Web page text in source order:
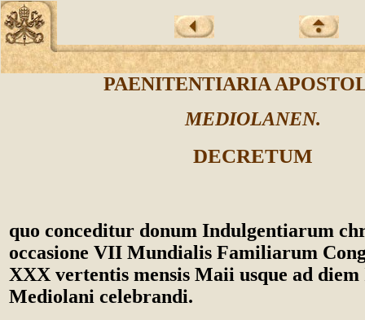
PAENITENTIARIA
MEDIOLANEN.
DECRETUM
quo conceditur donum Indulgentiarum
occasione VII Mundialis Familiarum
XXX vertentis mensis Maii usque ad
Mediolani celebrandi.